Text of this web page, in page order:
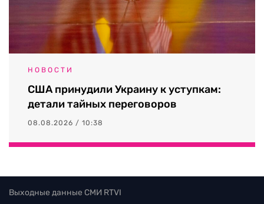
НОВОСТИ
США принудили Украину к уступкам:
детали тайных переговоров
08.08.2026 / 10:38
Выходные данные СМИ RTVI